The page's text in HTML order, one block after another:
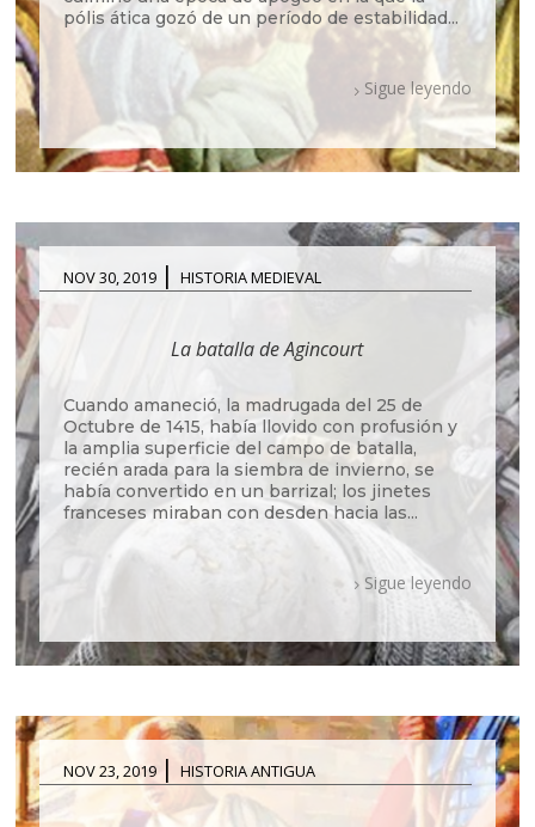
pólis ática gozó de un período de estabilidad...
Sigue leyendo
NOV 30, 2019 |HISTORIA MEDIEVAL
La batalla de Agincourt
Cuando amaneció, la madrugada del 25 de
Octubre de 1415, había llovido con profusión y
la amplia superficie del campo de batalla,
recién arada para la siembra de invierno, se
había convertido en un barrizal; los jinetes
franceses miraban con desden hacia las...
Sigue leyendo
NOV 23, 2019 |HISTORIA ANTIGUA